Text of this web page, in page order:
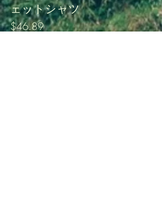
ェットシャツ
価格
$46.89